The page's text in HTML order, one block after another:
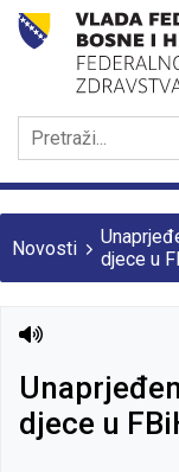
Novosti
djece u
djece u